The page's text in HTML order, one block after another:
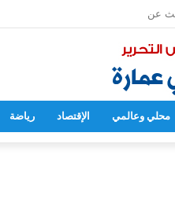
محلي وعالمي الإقتصاد رياضة